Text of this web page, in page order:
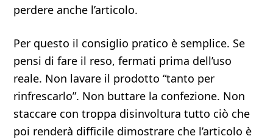
perdere anche l’articolo.
Per questo il consiglio pratico è semplice. Se
pensi di fare il reso, fermati prima dell’uso
reale. Non lavare il prodotto “tanto per
rinfrescarlo”. Non buttare la confezione. Non
staccare con troppa disinvoltura tutto ciò che
poi renderà difficile dimostrare che l’articolo è